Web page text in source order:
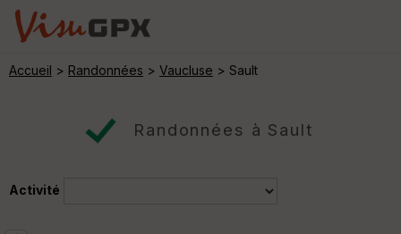
Accueil > Randonnées > Vaucluse > Sault
Randonnées à Sault
Activité